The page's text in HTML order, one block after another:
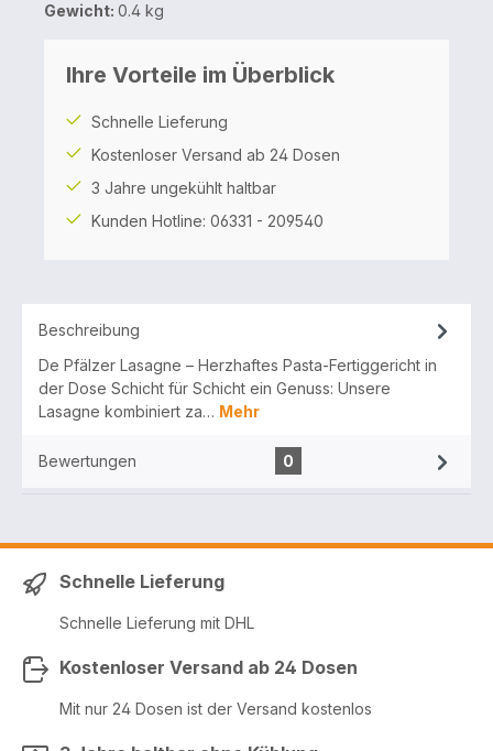
Gewicht: 0.4 kg
Ihre Vorteile im Überblick
Schnelle Lieferung
Kostenloser Versand ab 24 Dosen
3 Jahre ungekühlt haltbar
Kunden Hotline: 06331 - 209540
Beschreibung
De Pfälzer Lasagne – Herzhaftes Pasta-Fertiggericht in
der Dose Schicht für Schicht ein Genuss: Unsere
Lasagne kombiniert za… Mehr
Bewertungen 0
Schnelle Lieferung
Schnelle Lieferung mit DHL
Kostenloser Versand ab 24 Dosen
Mit nur 24 Dosen ist der Versand kostenlos